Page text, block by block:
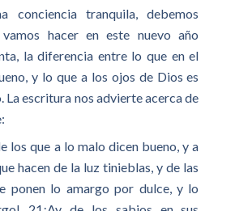
conciencia tranquila, debemos
hacer en este nuevo año
la diferencia entre lo que en el
y lo que a los ojos de Dios es
La escritura nos advierte acerca de
los que a lo malo dicen bueno, y a
hacen de la luz tinieblas, y de las
ponen lo amargo por dulce, y lo